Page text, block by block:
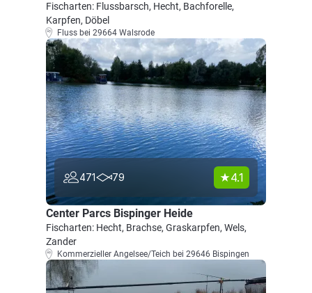
Fischarten: Flussbarsch, Hecht, Bachforelle,
Karpfen, Döbel
Fluss bei 29664 Walsrode
471 79 4.1
Center Parcs Bispinger Heide
Fischarten: Hecht, Brachse, Graskarpfen, Wels,
Zander
Kommerzieller Angelsee/Teich bei 29646 Bispingen